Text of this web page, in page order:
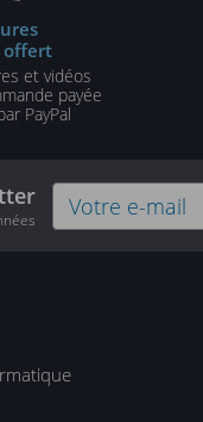
offert
et vidéos
payée
PayPal